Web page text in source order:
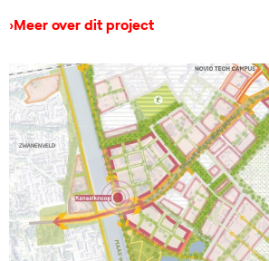
›Meer over dit project